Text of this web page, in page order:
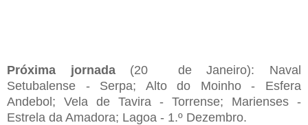
Próxima jornada(20 de Janeiro): Naval
Setubalense - Serpa; Alto do Moinho - Esfera
Andebol; Vela de Tavira - Torrense; Marienses -
Estrela da Amadora; Lagoa - 1.º Dezembro.